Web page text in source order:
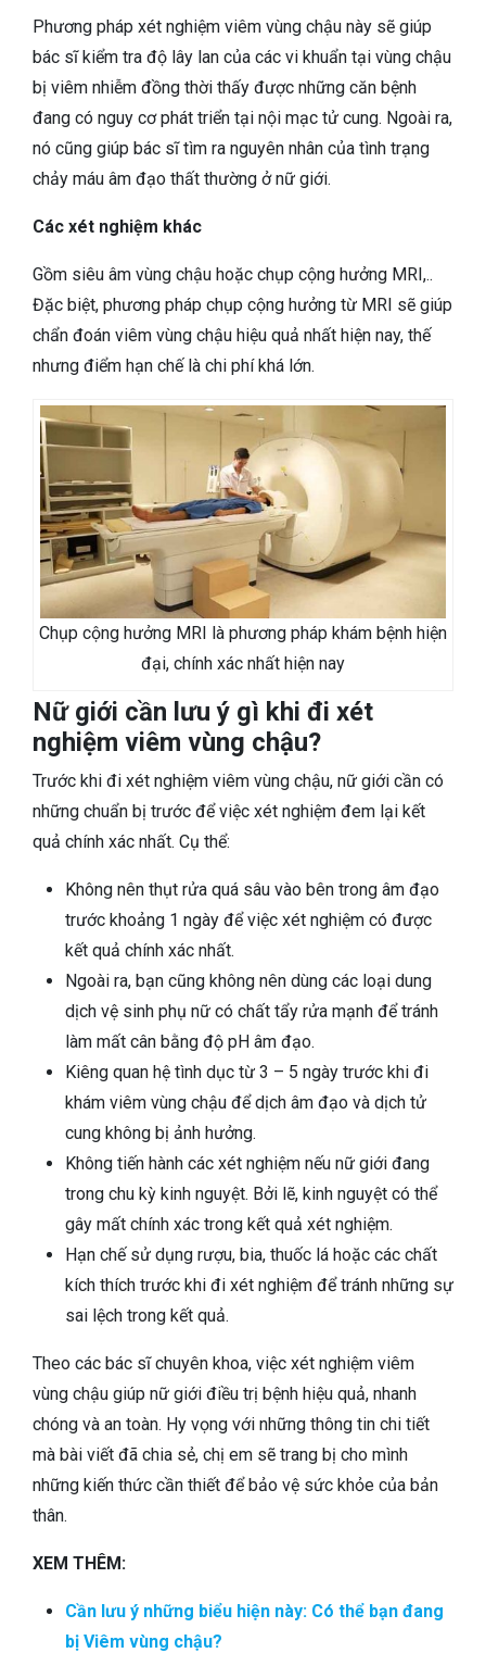
Phương pháp xét nghiệm viêm vùng chậu này sẽ giúp
bác sĩ kiểm tra độ lây lan của các vi khuẩn tại vùng chậu
bị viêm nhiễm đồng thời thấy được những căn bệnh
đang có nguy cơ phát triển tại nội mạc tử cung. Ngoài ra,
nó cũng giúp bác sĩ tìm ra nguyên nhân của tình trạng
chảy máu âm đạo thất thường ở nữ giới.
Các xét nghiệm khác
Gồm siêu âm vùng chậu hoặc chụp cộng hưởng MRI,..
Đặc biệt, phương pháp chụp cộng hưởng từ MRI sẽ giúp
chẩn đoán viêm vùng chậu hiệu quả nhất hiện nay, thế
nhưng điểm hạn chế là chi phí khá lớn.
Chụp cộng hưởng MRI là phương pháp khám bệnh hiện
đại, chính xác nhất hiện nay
Nữ giới cần lưu ý gì khi đi xét
nghiệm viêm vùng chậu?
Trước khi đi xét nghiệm viêm vùng chậu, nữ giới cần có
những chuẩn bị trước để việc xét nghiệm đem lại kết
quả chính xác nhất. Cụ thể:
Không nên thụt rửa quá sâu vào bên trong âm đạo
trước khoảng 1 ngày để việc xét nghiệm có được
kết quả chính xác nhất.
Ngoài ra, bạn cũng không nên dùng các loại dung
dịch vệ sinh phụ nữ có chất tẩy rửa mạnh để tránh
làm mất cân bằng độ pH âm đạo.
Kiêng quan hệ tình dục từ 3 – 5 ngày trước khi đi
khám viêm vùng chậu để dịch âm đạo và dịch tử
cung không bị ảnh hưởng.
Không tiến hành các xét nghiệm nếu nữ giới đang
trong chu kỳ kinh nguyệt. Bởi lẽ, kinh nguyệt có thể
gây mất chính xác trong kết quả xét nghiệm.
Hạn chế sử dụng rượu, bia, thuốc lá hoặc các chất
kích thích trước khi đi xét nghiệm để tránh những sự
sai lệch trong kết quả.
Theo các bác sĩ chuyên khoa, việc xét nghiệm viêm
vùng chậu giúp nữ giới điều trị bệnh hiệu quả, nhanh
chóng và an toàn. Hy vọng với những thông tin chi tiết
mà bài viết đã chia sẻ, chị em sẽ trang bị cho mình
những kiến thức cần thiết để bảo vệ sức khỏe của bản
thân.
XEM THÊM:
Cần lưu ý những biểu hiện này: Có thể bạn đang
bị Viêm vùng chậu?